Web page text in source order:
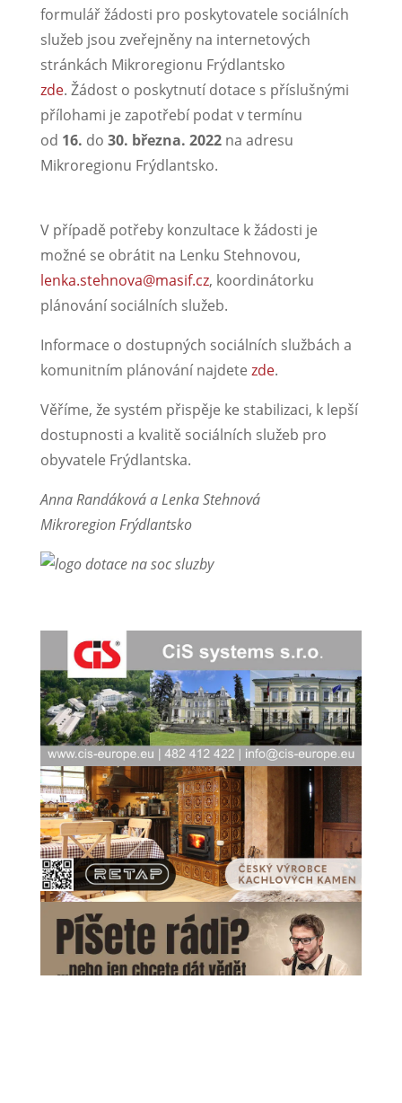
formulář žádosti pro poskytovatele sociálních
služeb jsou zveřejněny na internetových
stránkách Mikroregionu Frýdlantsko
zde. Žádost o poskytnutí dotace s příslušnými
přílohami je zapotřebí podat v termínu
od 16. do 30. března. 2022na adresu
Mikroregionu Frýdlantsko.
V případě potřeby konzultace k žádosti je
možné se obrátit na Lenku Stehnovou,
lenka.stehnova@masif.cz, koordinátorku
plánování sociálních služeb.
Informace o dostupných sociálních službách a
komunitním plánování najdete zde.
Věříme, že systém přispěje ke stabilizaci, k lepší
dostupnosti a kvalitě sociálních služeb pro
obyvatele Frýdlantska.
Anna Randáková a Lenka Stehnová
Mikroregion Frýdlantsko